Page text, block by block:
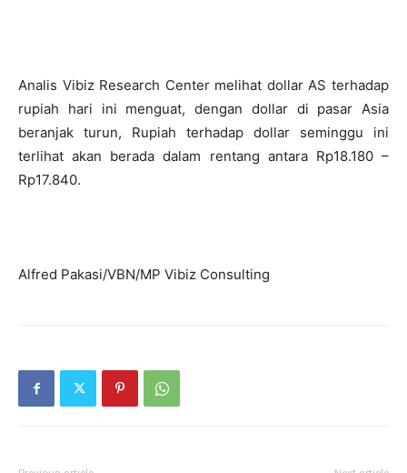
Analis Vibiz Research Center melihat dollar AS terhadap
rupiah hari ini menguat, dengan dollar di pasar Asia
beranjak turun, Rupiah terhadap dollar seminggu ini
terlihat akan berada dalam rentang antara Rp18.180 –
Rp17.840.
Alfred Pakasi/VBN/MP Vibiz Consulting